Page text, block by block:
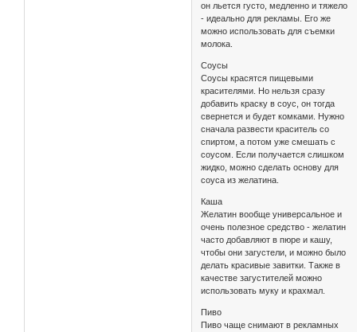
он льется густо, медленно и тяжело
- идеально для рекламы. Его же
можно использовать для съемки
молока.
Соусы
Соусы красятся пищевыми
красителями. Но нельзя сразу
добавить краску в соус, он тогда
свернется и будет комками. Нужно
сначала развести краситель со
спиртом, а потом уже смешать с
соусом. Если получается слишком
жидко, можно сделать основу для
соуса из желатина.
Каша
Желатин вообще универсальное и
очень полезное средство - желатин
часто добавляют в пюре и кашу,
чтобы они загустели, и можно было
делать красивые завитки. Также в
качестве загустителей можно
использовать муку и крахмал.
Пиво
Пиво чаще снимают в рекламных